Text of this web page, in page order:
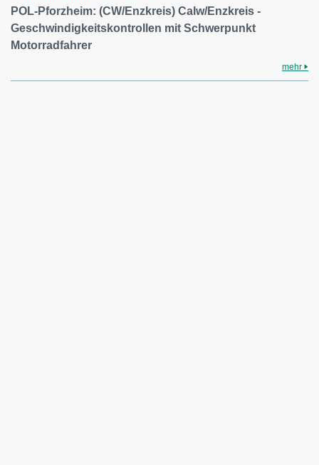
POL-Pforzheim: (CW/Enzkreis) Calw/Enzkreis -
Geschwindigkeitskontrollen mit Schwerpunkt
Motorradfahrer
mehr